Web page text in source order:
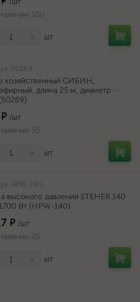
100
+ шт
50269
хозяйственный СИБИН,
длина 25 м, диаметр -
/шт
35
+ шт
HPW-140
высокого давления STEHER 140
Вт {HPW-140}
₽ /шт
25
+ шт